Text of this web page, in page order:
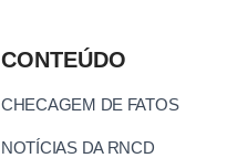
CONTEÚDO
CHECAGEM DE FATOS
NOTÍCIAS DA RNCD